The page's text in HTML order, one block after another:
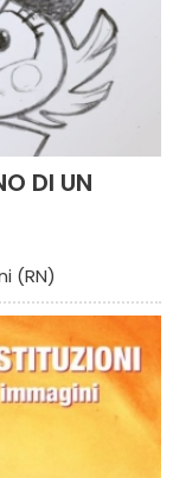
DI UN
(RN)